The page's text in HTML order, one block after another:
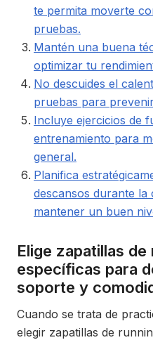
te permita moverte
pruebas.
Mantén una buena
optimizar tu
No descuides el
pruebas para
Incluye ejercicios de
entrenamiento para
general.
Planifica
descansos durante la
mantener un buen
Elige zapatillas
específicas para
soporte y
Cuando se trata de
elegir zapatillas de